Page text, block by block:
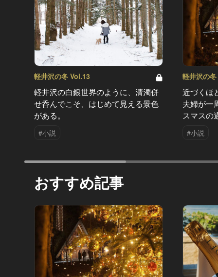
軽井沢の冬 Vol.13
軽井沢の白銀世界のように、清濁併
せ呑んでこそ、はじめて見える景色
がある。
#小説
軽井沢の
近づくほ
夫婦が一
スマスの
#小説
おすすめ記事